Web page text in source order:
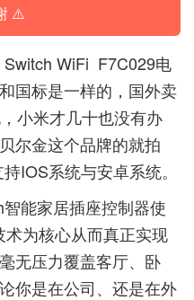
⚠️
WiFi F7C​​029电
国标是一样的，国外卖
小米才几十也没有办
尔金这个品牌的就拍
IOS系统与安卓系统。
能家居插座控制器使
为核心从而真正实现
无压力覆盖客厅、卧
你是在公司、还是在外